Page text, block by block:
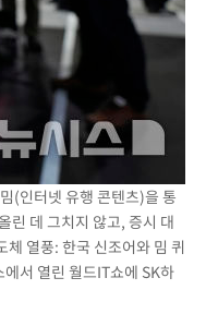
(인터넷 유행 콘텐츠)을 통
린 데 그치지 않고, 증시 대
열풍: 한국 신조어와 밈 퀴
서 열린 월드IT쇼에 SK하